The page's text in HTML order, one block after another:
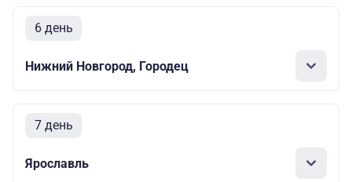
6 день
Нижний Новгород, Городец
7 день
Ярославль